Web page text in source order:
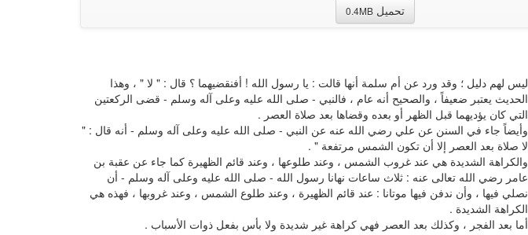
تحميل0.4MB
ليس لهم دليل ؛ وقد ورد عن أم سلمة أنها قالت : يا رسول الله ! أفنقضيهما ؟ قال : " لا " ، وهذا
الحديث يعتبر ضعيفاً ، والصحيح أنه عام ، فالنبي - صلى الله عليه وعلى آله وسلم - قضى الركعتين
التي كان يؤديهما قبل الظهر أو بعده وقضاها بعد صلاة العصر .
وأيضاً جاء في السنن عن علي رضي الله عنه عن النبي - صلى الله عليه وعلى آله وسلم - أنه قال : "
لا صلاة بعد العصر إلا أن تكون الشمس مرتفعة " .
والكراهة الشديدة هي عند غروب الشمس ، وعند طلوعها ، وعند قائم الظهيرة كما جاء عن عقبة بن
عامر رضي الله تعالى عنه : ثلاث ساعات نهانا رسول الله - صلى الله عليه وعلى آله وسلم - أن
نصلي فيها ، وأن ندفن فيها موتانا : عند قائم الظهيرة ، وعند طلوع الشمس ، وعند غروبها ، فهذه هي
الكراهة الشديدة .
أما بعد الفجر ، وكذلك بعد العصر فهي كراهة غير شديدة ولا بأس بفعل ذوات الأسباب .